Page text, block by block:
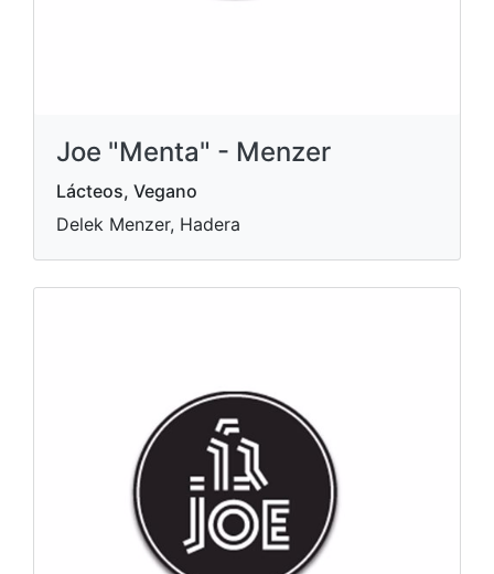
Joe "Menta" - Menzer
Lácteos, Vegano
Delek Menzer, Hadera